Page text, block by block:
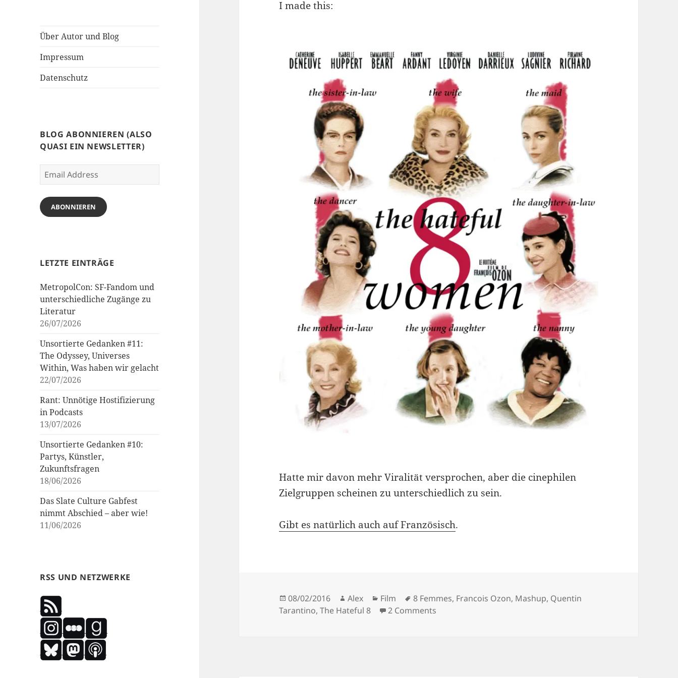
Über Autor und Blog
Impressum
Datenschutz
BLOG ABONNIEREN (ALSO
QUASI EIN NEWSLETTER)
Email
Address
ABONNIEREN
LETZTE EINTRÄGE
MetropolCon: SF-Fandom und
unterschiedliche Zugänge zu
Literatur
26/07/2026
Unsortierte Gedanken #11:
The Odyssey, Universes
Within, Was haben wir gelacht
22/07/2026
Rant: Unnötige Hostifizierung
in Podcasts
13/07/2026
Unsortierte Gedanken #10:
Partys, Künstler,
Zukunftsfragen
18/06/2026
Das Slate Culture Gabfest
nimmt Abschied – aber wie!
11/06/2026
RSS UND NETZWERKE
I made this:
Hatte mir davon mehr Viralität versprochen, aber die cinephilen
Zielgruppen scheinen zu unterschiedlich zu sein.
Gibt es natürlich auch auf Französisch.
Posted
on
08/02/2016 Author
Alex Categories
Film Tags
8 Femmes, Francois Ozon, Mashup, Quentin
Tarantino,The Hateful 8 2 Comments